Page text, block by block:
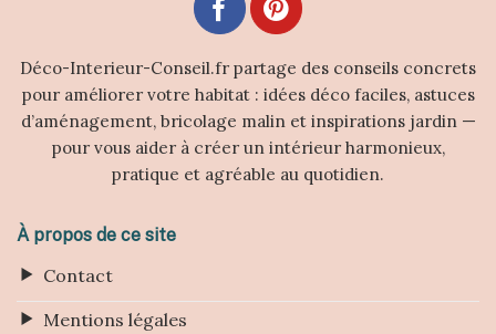
Déco-Interieur-Conseil.fr partage des conseils concrets
pour améliorer votre habitat : idées déco faciles, astuces
d’aménagement, bricolage malin et inspirations jardin —
pour vous aider à créer un intérieur harmonieux,
pratique et agréable au quotidien.
À propos de ce site
Contact
Mentions légales